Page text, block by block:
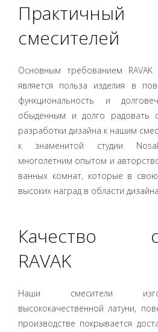
смесителей
Основным требованием RAVAK
является польза изделия в
функциональность и
обыденным и долго радовать
разработки дизайна к нашим
к знаменитой студии
многолетним опытом и
ванных комнат, которые в
высоких наград в области
Качество
RAVAK
Наши смесители
высококачественной латуни,
производстве покрывается